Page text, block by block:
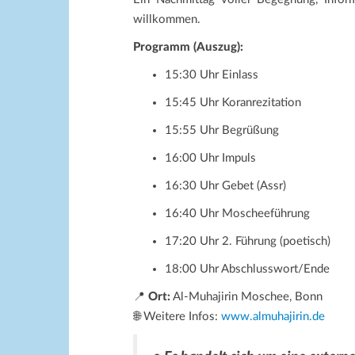
willkommen.
Programm (Auszug):
15:30 Uhr Einlass
15:45 Uhr Koranrezitation
15:55 Uhr Begrüßung
16:00 Uhr Impuls
16:30 Uhr Gebet (Assr)
16:40 Uhr Moscheeführung
17:20 Uhr 2. Führung (poetisch)
18:00 Uhr Abschlusswort/Ende
📍 Ort: Al-Muhajirin Moschee, Bonn
🌐 Weitere Infos: www.almuhajirin.de